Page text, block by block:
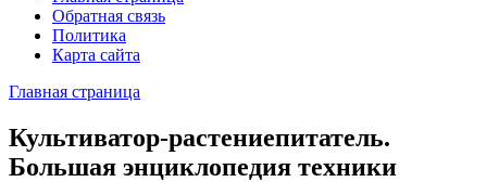
Обратная связь
Политика
Карта сайта
Главная страница
Культиватор-растениепитатель.
Большая энциклопедия техники